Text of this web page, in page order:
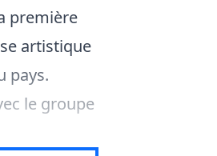
première
artistique
pays.
le groupe